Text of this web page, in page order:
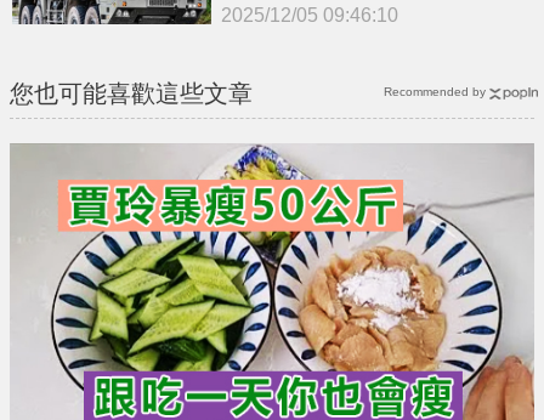
2025/12/05 09:46:10
您也可能喜歡這些文章 Recommended by